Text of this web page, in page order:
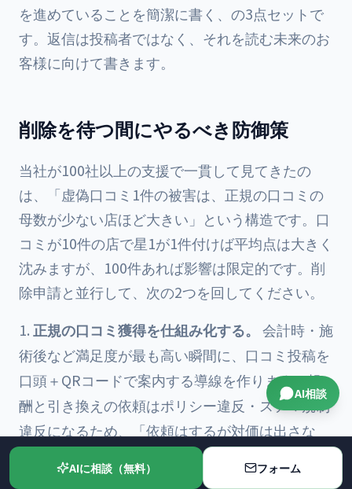
を進めていることを簡潔に書く、の3点セットで
す。返信は投稿者ではなく、それを読む未来のお
客様に向けて書きます。
削除を待つ間にやるべき防御策
当社が100社以上の支援で一貫して見てきたの
は、「虚偽口コミ1件の被害は、正規の口コミの
母数が少ない店ほど大きい」という構造です。口
コミが10件の店で星1が1件付けば平均点は大きく
沈みますが、100件あれば影響は限定的です。削
除申請と並行して、次の2つを回してください。
正規の口コミ獲得を仕組み化する。 会計時・施
術後など満足度が最も高い瞬間に、口コミ投稿を
口頭＋QRコードで案内する導線を作ります。報
酬と引き換えの依頼はポリシー違反・ステマ規制
違反になるため、「依頼はするが対価は出さな
プロフィール全体の運用品質を上げる。
写真・
AIに相談（無料） フォーム
AI相談